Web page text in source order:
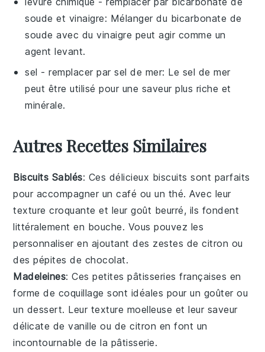
soude et vinaigre: Mélanger du bicarbonate de
soude avec du vinaigre peut agir comme un
agent levant.
sel - remplacer parsel de mer: Le sel de mer
peut être utilisé pour une saveur plus riche et
minérale.
Autres Recettes Similaires
Biscuits Sablés: Ces délicieux biscuits sont parfaits
pour accompagner uncafé ou un thé. Avec leur
texture croquante et leur goût beurré, ils fondent
littéralement en bouche. Vous pouvez les
personnaliser en ajoutant des zestes de citron ou
despépites de chocolat.
Madeleines: Ces petitespâtisseries françaises en
forme de coquillage sont idéales pour un goûter ou
un dessert. Leur texture moelleuse et leur saveur
délicate devanille ou decitron en font un
incontournable de la pâtisserie.